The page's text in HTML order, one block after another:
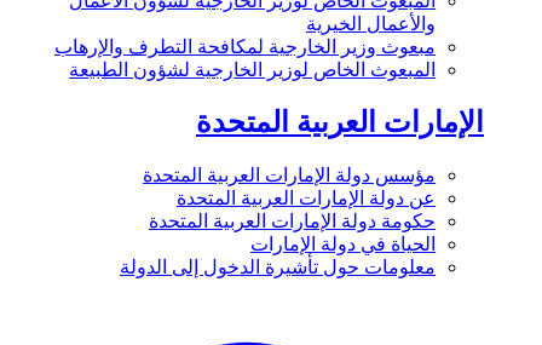
والأعمال الخيرية
مبعوث وزير الخارجية لمكافحة التطرف والإرهاب
المبعوث الخاص لوزير الخارجية لشؤون الطبيعة
الإمارات العربية المتحدة
مؤسس دولة الإمارات العربية المتحدة
عن دولة الإمارات العربية المتحدة
حكومة دولة الإمارات العربية المتحدة
الحياة في دولة الإمارات
معلومات حول تأشيرة الدخول إلى الدولة